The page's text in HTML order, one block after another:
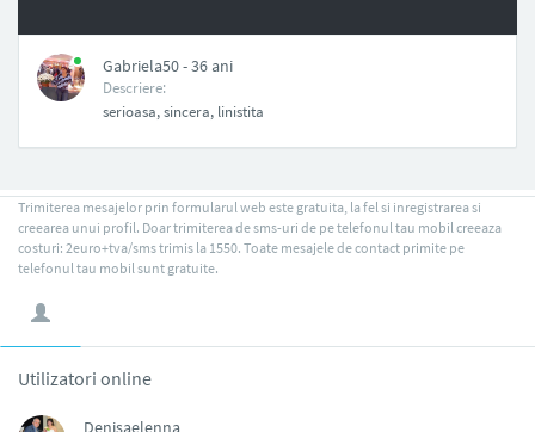
Gabriela50 - 36 ani
Descriere:
serioasa, sincera, linistita
Trimiterea mesajelor prin formularul web este gratuita, la fel si inregistrarea si
creearea unui profil. Doar trimiterea de sms-uri de pe telefonul tau mobil creeaza
costuri: 2euro+tva/sms trimis la 1550. Toate mesajele de contact primite pe
telefonul tau mobil sunt gratuite.
Utilizatori online
Denisaelenna